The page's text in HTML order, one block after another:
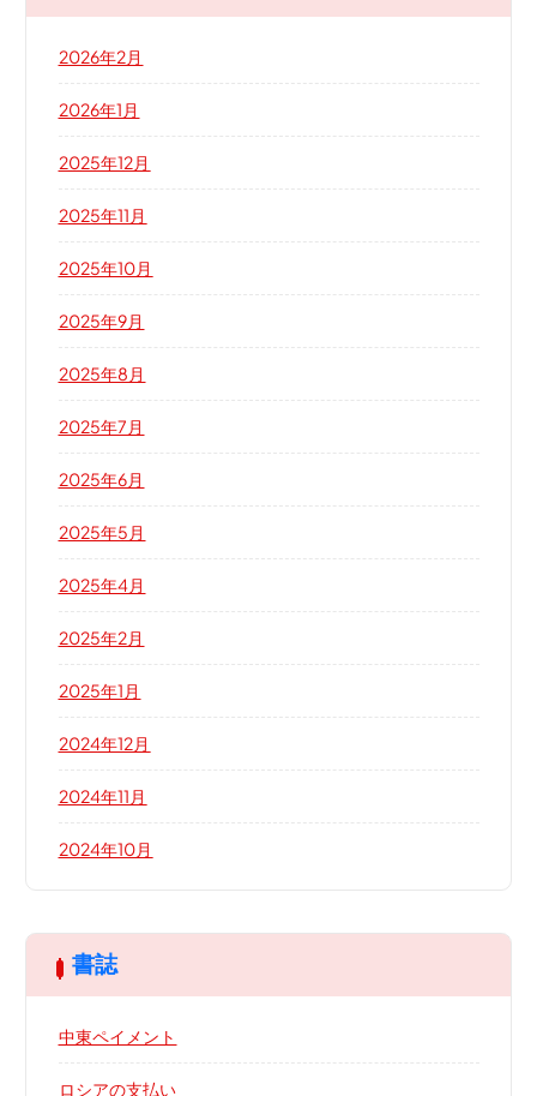
2026年2月
2026年1月
2025年12月
2025年11月
2025年10月
2025年9月
2025年8月
2025年7月
2025年6月
2025年5月
2025年4月
2025年2月
2025年1月
2024年12月
2024年11月
2024年10月
書誌
中東ペイメント
ロシアの支払い